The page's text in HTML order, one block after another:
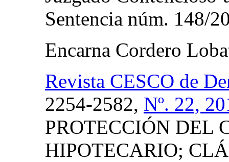
Sentencia núm. 148/
Encarna Cordero
Revista CESCO de
2254-2582, Nº. 22,
PROTECCIÓN DEL
HIPOTECARIO;